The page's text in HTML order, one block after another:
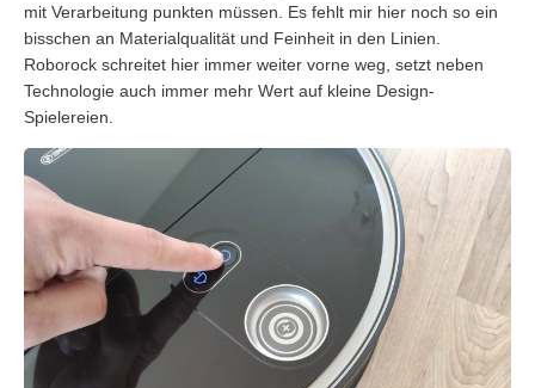
mit Verarbeitung punkten müssen. Es fehlt mir hier noch so ein
bisschen an Materialqualität und Feinheit in den Linien.
Roborock schreitet hier immer weiter vorne weg, setzt neben
Technologie auch immer mehr Wert auf kleine Design-
Spielereien.